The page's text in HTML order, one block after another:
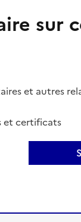
sur
et autres
et certificats